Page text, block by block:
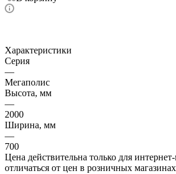
Характеристики
Серия
—
Мегаполис
Высота, мм
—
2000
Ширина, мм
—
700
Цена действительна только для
отличаться от цен в розничных магазинах